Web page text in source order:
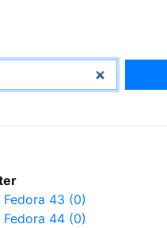
Fedora 43 (0)
Fedora 44 (0)